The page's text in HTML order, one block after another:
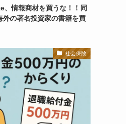
、情報商材を買うな！！同
外の著名投資家の書籍を買
社会保険